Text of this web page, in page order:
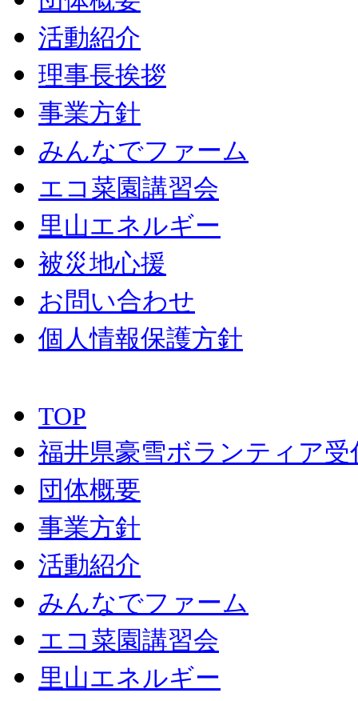
活動紹介
理事長挨拶
事業方針
みんなでファーム
エコ菜園講習会
里山エネルギー
被災地心援
お問い合わせ
個人情報保護方針
TOP
福井県豪雪ボランティア受
団体概要
事業方針
活動紹介
みんなでファーム
エコ菜園講習会
里山エネルギー